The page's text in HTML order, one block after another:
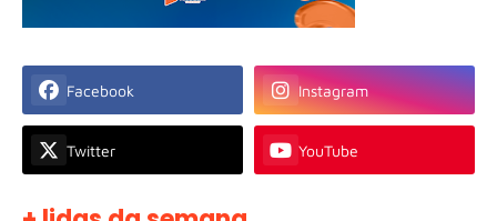
Facebook Instagram
Twitter YouTube